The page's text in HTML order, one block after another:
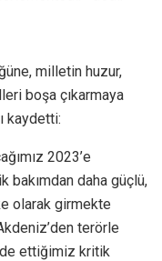
milletin huzur,
boşa çıkarmaya
kaydetti:
2023’e
daha güçlü,
olarak girmekte
terörle
ettiğimiz kritik